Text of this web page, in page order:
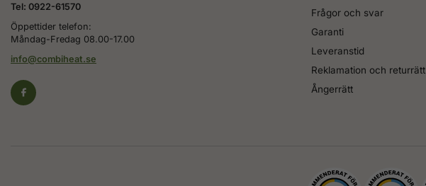
Tel: 0922-61570
Öppettider telefon:
Måndag-Fredag 08.00-17.00
info@combiheat.se
Frågor och svar
Garanti
Leveranstid
Reklamation och returrätt
Ångerrätt